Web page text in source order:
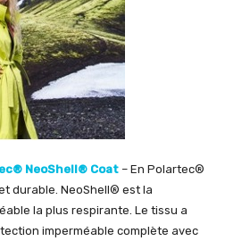
NeoShell® Coat – En Polartec®
durable. NeoShell® est la
la plus respirante. Le tissu a
imperméable complète avec